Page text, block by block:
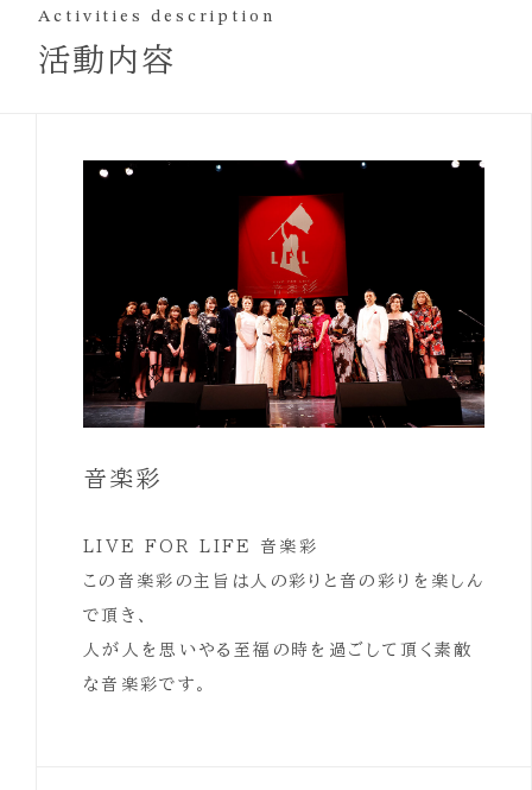
Activities description
活動内容
音楽彩
LIVE FOR LIFE 音楽彩
この音楽彩の主旨は人の彩りと音の彩りを楽しん
で頂き、
人が人を思いやる至福の時を過ごして頂く素敵
な音楽彩です。